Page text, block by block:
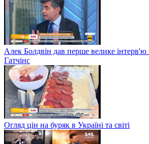
Алек Болдвін дав перше велике інтерв'ю
Гатчінс
Огляд цін на буряк в Україні та світі